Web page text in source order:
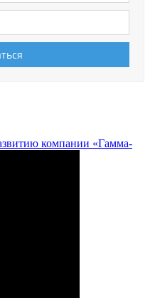
компании «Гамма-